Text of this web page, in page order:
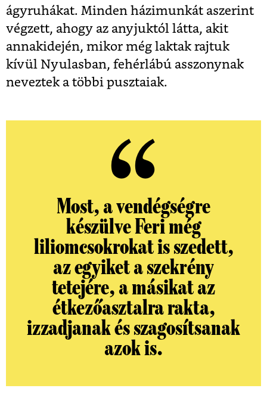
ágyruhákat. Minden házimunkát aszerint
végzett, ahogy az anyjuktól látta, akit
annakidején, mikor még laktak rajtuk
kívül Nyulasban, fehérlábú asszonynak
neveztek a többi pusztaiak.
Most, a vendégségre
készülve Feri még
liliomcsokrokat is szedett,
az egyiket a szekrény
tetejére, a másikat az
étkezőasztalra rakta,
izzadjanak és szagosítsanak
azok is.